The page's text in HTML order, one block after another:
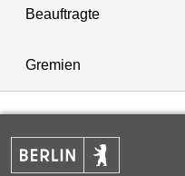
Beauftragte
Gremien